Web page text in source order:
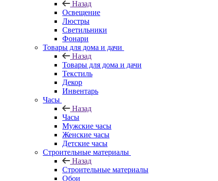
Назад
Освещение
Люстры
Светильники
Фонари
Товары для дома и дачи
Назад
Товары для дома и дачи
Текстиль
Декор
Инвентарь
Часы
Назад
Часы
Мужские часы
Женские часы
Детские часы
Строительные материалы
Назад
Строительные материалы
Обои